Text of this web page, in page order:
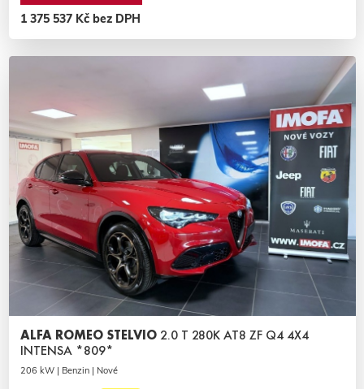
1 375 537 Kč bez DPH
ALFA ROMEO STELVIO 2.0 T 280K AT8 ZF Q4 4X4
INTENSA *809*
206 kW | Benzin | Nové